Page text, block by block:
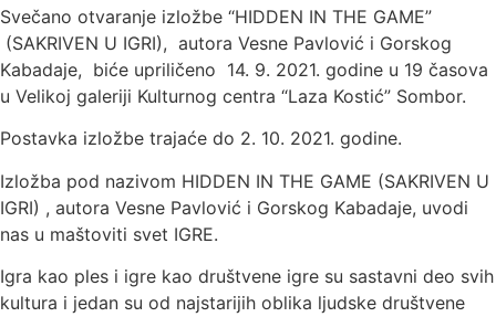
Svečano otvaranje izložbe “HIDDEN IN THE GAME”
(SAKRIVEN U IGRI), autora Vesne Pavlović i Gorskog
Kabadaje, biće upriličeno 14. 9. 2021. godine u 19 časova
u Velikoj galeriji Kulturnog centra “Laza Kostić” Sombor.
Postavka izložbe trajaće do 2. 10. 2021. godine.
Izložba pod nazivom HIDDEN IN THE GAME (SAKRIVEN U
IGRI) , autora Vesne Pavlović i Gorskog Kabadaje, uvodi
nas u maštoviti svet IGRE.
Igra kao ples i igre kao društvene igre su sastavni deo svih
kultura i jedan su od najstarijih oblika ljudske društvene